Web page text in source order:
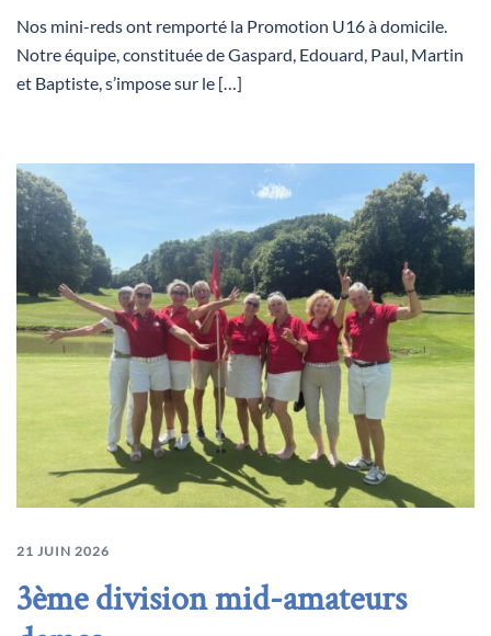
Nos mini-reds ont remporté la Promotion U16 à domicile.
Notre équipe, constituée de Gaspard, Edouard, Paul, Martin
et Baptiste, s’impose sur le […]
21 JUIN 2026
3ème division mid-amateurs